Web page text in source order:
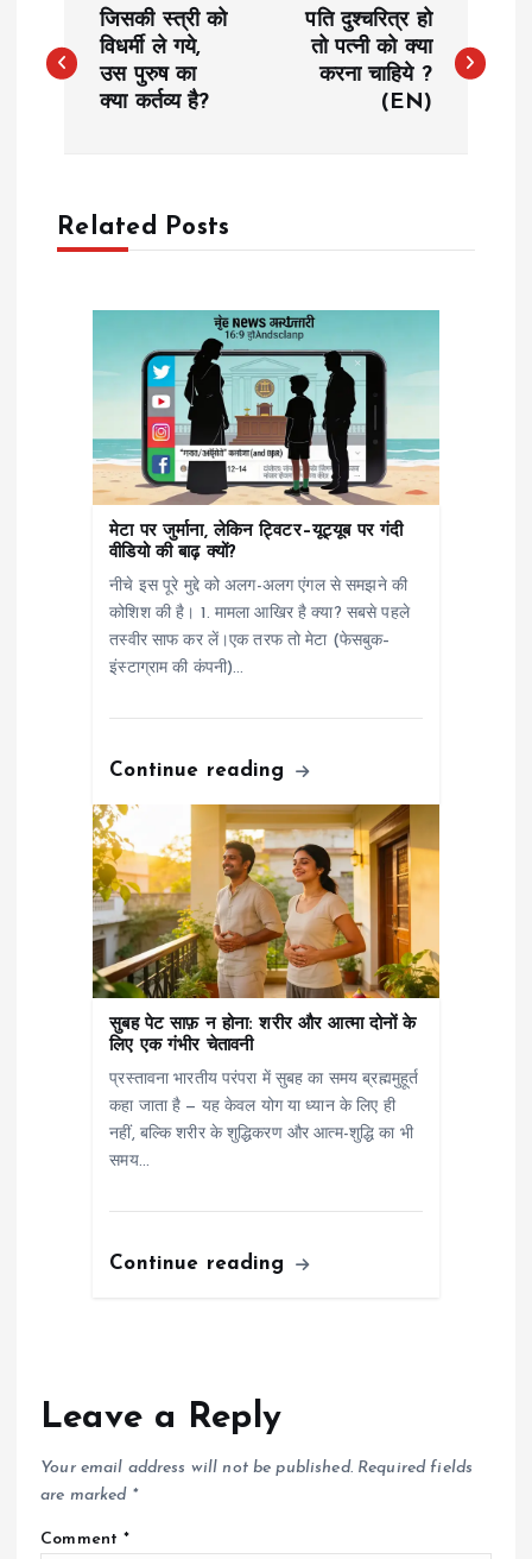
o
n
जिसकी स्त्री को
विधर्मी ले गये,
उस पुरुष का
क्या कर्तव्य है?
पति दुश्चरित्र हो
तो पत्नी को क्या
करना चाहिये ?
(EN)
Related Posts
मेटा पर जुर्माना, लेकिन ट्विटर–यूट्यूब पर गंदी
वीडियो की बाढ़ क्यों?
नीचे इस पूरे मुद्दे को अलग-अलग एंगल से समझने की
कोशिश की है। 1. मामला आखिर है क्या? सबसे पहले
तस्वीर साफ कर लें।एक तरफ तो मेटा (फेसबुक–
इंस्टाग्राम की कंपनी)…
Continue reading
सुबह पेट साफ़ न होना: शरीर और आत्मा दोनों के
लिए एक गंभीर चेतावनी
प्रस्तावना भारतीय परंपरा में सुबह का समय ब्रह्ममुहूर्त
कहा जाता है — यह केवल योग या ध्यान के लिए ही
नहीं, बल्कि शरीर के शुद्धिकरण और आत्म-शुद्धि का भी
समय…
Continue reading
Leave a Reply
Your email address will not be published. Required fields
are marked *
Comment*